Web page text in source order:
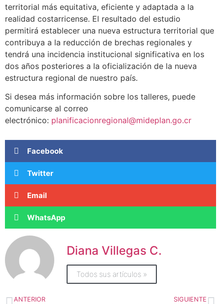
territorial más equitativa, eficiente y adaptada a la
realidad costarricense. El resultado del estudio
permitirá establecer una nueva estructura territorial que
contribuya a la reducción de brechas regionales y
tendrá una incidencia institucional significativa en los
dos años posteriores a la oficialización de la nueva
estructura regional de nuestro país.
Si desea más información sobre los talleres, puede
comunicarse al correo
electrónico: planificacionregional@mideplan.go.cr
Facebook
Twitter
Email
WhatsApp
Diana Villegas C.
Todos sus artículos »
ANTERIOR SIGUIENTE